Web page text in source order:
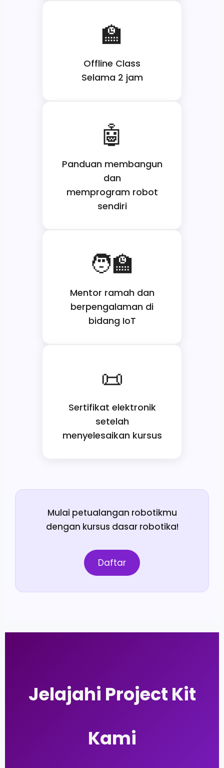
Offline Class
Selama 2 jam
Panduan membangun
dan
memprogram robot
sendiri
Mentor ramah dan
berpengalaman di
bidang IoT
Sertifikat elektronik
setelah
menyelesaikan kursus
Mulai petualangan robotikmu
dengan kursus dasar robotika!
Daftar
Jelajahi Project Kit
Kami